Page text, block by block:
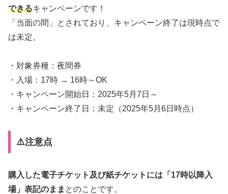
できるキャンペーンです！
「当面の間」とされており、キャンペーン終了は現時点で
は未定。
・対象券種：夜間券
・入場：17時 → 16時～OK
・キャンペーン開始日：2025年5月7日～
・キャンペーン終了日：未定（2025年5月6日時点）
⚠️注意点
購入した電子チケット及び紙チケットには「17時以降入
場」表記のまま とのことです。